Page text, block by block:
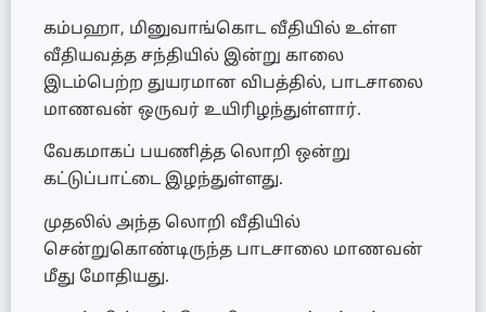
கம்பஹா, மினுவாங்கொட வீதியில் உள்ள
வீதியவத்த சந்தியில் இன்று காலை
இடம்பெற்ற துயரமான விபத்தில், பாடசாலை
மாணவன் ஒருவர் உயிரிழந்துள்ளார்.
வேகமாகப் பயணித்த லொறி ஒன்று
கட்டுப்பாட்டை இழந்துள்ளது.
முதலில் அந்த லொறி வீதியில்
சென்றுகொண்டிருந்த பாடசாலை மாணவன்
மீது மோதியது.